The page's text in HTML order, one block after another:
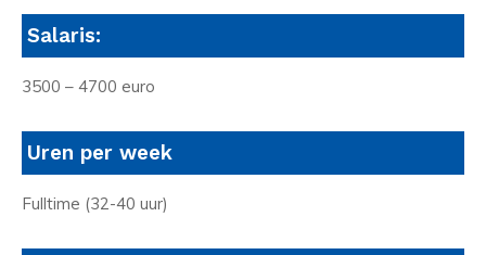
Salaris:
3500 – 4700 euro
Uren per week
Fulltime (32-40 uur)